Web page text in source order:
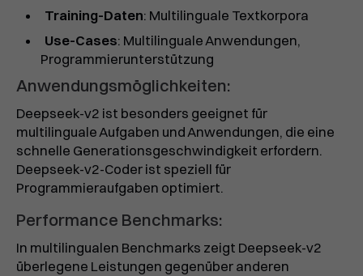
Training-Daten: Multilinguale Textkorpora
Use-Cases: Multilinguale Anwendungen,
Programmierunterstützung
Anwendungsmöglichkeiten:
Deepseek-v2 ist besonders geeignet für
multilinguale Aufgaben und Anwendungen, die eine
schnelle Generationsgeschwindigkeit erfordern.
Deepseek-v2-Coder ist speziell für
Programmieraufgaben optimiert.
Performance Benchmarks:
In multilingualen Benchmarks zeigt Deepseek-v2
überlegene Leistungen gegenüber anderen